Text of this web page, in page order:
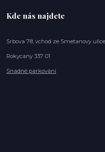
Kde nás najdete
Srbova 78, vchod ze Smetanovy
Rokycany 337 01
Snadné parkování